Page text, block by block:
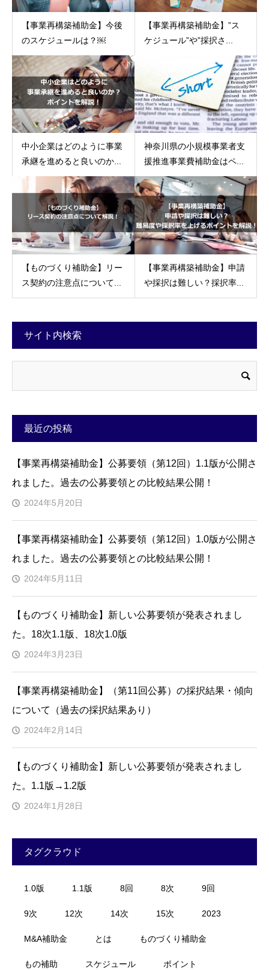
【事業再構築補助金】今後
のスケジュールは？￼
【事業再構築補助金】”ス
ケジュール”や”採択さ...
中小企業はどのように事業
承継を進めると良いのか...
神奈川県の小規模事業者支
援推進事業費補助金はペ...
【ものづくり補助金】リー
ス契約の注意点について...
【事業再構築補助金】申請
や採択は難しい？採択率...
サイト内検索
最近の投稿
【事業再構築補助金】公募要領（第12回）1.1版が公開さ
れました。過去の公募要領との比較結果公開！
2024年5月20日
【事業再構築補助金】公募要領（第12回）1.0版が公開さ
れました。過去の公募要領との比較結果公開！
2024年5月11日
【ものづくり補助金】新しい公募要領が発表されまし
た。18次1.1版、18次1.0版
2024年3月23日
【事業再構築補助金】（第11回公募）の採択結果・傾向
について（過去の採択結果あり）
2024年2月14日
【ものづくり補助金】新しい公募要領が発表されまし
た。1.1版→1.2版
2024年1月28日
タグクラウド
1.0版 1.1版 8回 8次 9回
9次 12次 14次 15次 2023
M&A補助金 とは ものづくり補助金
もの補助 スケジュール ポイント